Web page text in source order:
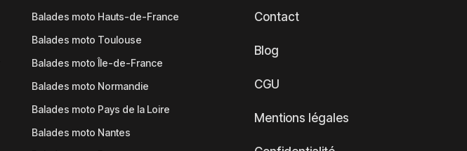
Balades moto Hauts-de-France
Balades moto Toulouse
Balades moto Île-de-France
Balades moto Normandie
Balades moto Pays de la Loire
Balades moto Nantes
Contact
Blog
CGU
Mentions légales